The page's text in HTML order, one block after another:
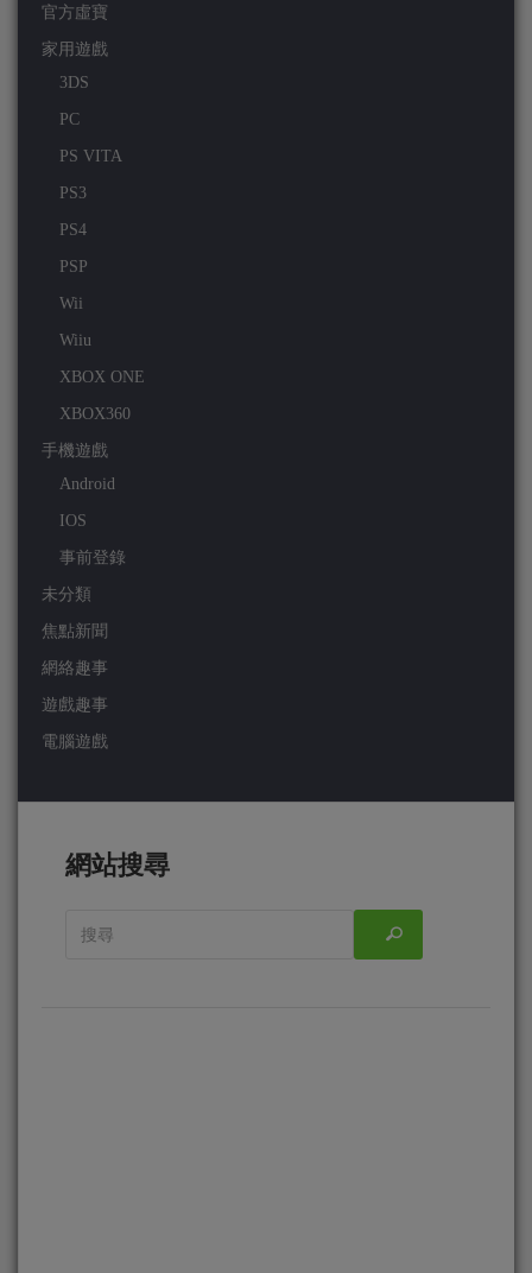
官方虛寶
家用遊戲
3DS
PC
PS VITA
PS3
PS4
PSP
Wii
Wiiu
XBOX ONE
XBOX360
手機遊戲
Android
IOS
事前登錄
未分類
焦點新聞
網絡趣事
遊戲趣事
電腦遊戲
網站搜尋